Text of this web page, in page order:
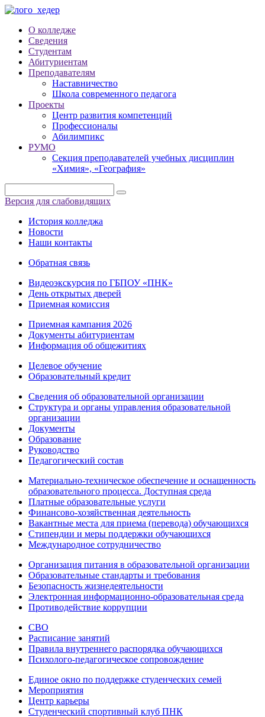
О колледже
Сведения
Студентам
Абитуриентам
Преподавателям
Наставничество
Школа современного педагога
Проекты
Центр развития компетенций
Профессионалы
Абилимпикс
РУМО
Секция преподавателей учебных дисциплин
«Химия», «География»
Версия для слабовидящих
История колледжа
Новости
Наши контакты
Обратная связь
Видеоэкскурсия по ГБПОУ «ПНК»
День открытых дверей
Приемная комиссия
Приемная кампания 2026
Дoкументы абитуриентам
Информация об общежитиях
Целевое обучение
Образовательный кредит
Сведения об образовательной организации
Структура и органы управления образовательной
организации
Документы
Образование
Руководство
Педагогический состав
Материально-техническое обеспечение и оснащенность
образовательного процесса. Доступная среда
Платные образовательные услуги
Финансово-хозяйственная деятельность
Вакантные места для приема (перевода) обучающихся
Стипендии и меры поддержки обучающихся
Международное сотрудничество
Организация питания в образовательной организации
Образовательные стандарты и требования
Безопасность жизнедеятельности
Электронная информационно-образовательная среда
Противодействие коррупции
СВО
Расписание занятий
Правила внутреннего распорядка обучающихся
Психолого-педагогическое сопровождение
Единое окно по поддержке студенческих семей
Мероприятия
Центр карьеры
Студенческий спортивный клуб ПНК